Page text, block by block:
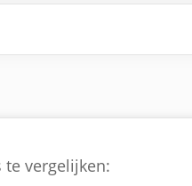
vergelijken: